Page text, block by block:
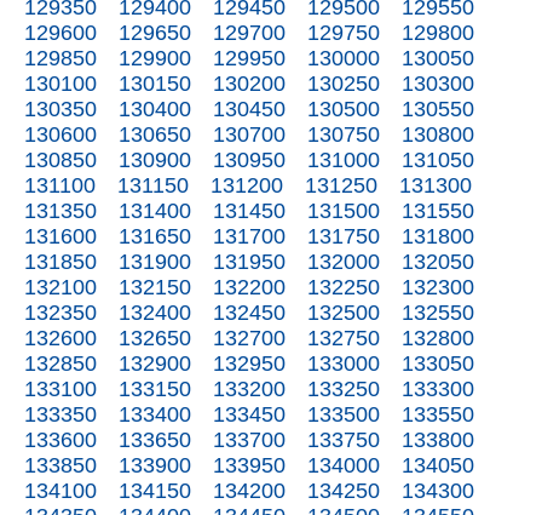
129350
129400 129450 129500
129550
129600
129650 129700 129750
129800
129850
129900 129950 130000
130050
130100
130150 130200 130250
130300
130350
130400 130450 130500
130550
130600
130650 130700 130750
130800
130850
130900 130950 131000
131050
131100
131150 131200 131250
131300
131350
131400 131450 131500
131550
131600
131650 131700 131750
131800
131850
131900 131950 132000
132050
132100
132150 132200 132250
132300
132350
132400 132450 132500
132550
132600
132650 132700 132750
132800
132850
132900 132950 133000
133050
133100
133150 133200 133250
133300
133350
133400 133450 133500
133550
133600
133650 133700 133750
133800
133850
133900 133950 134000
134050
134100
134150 134200 134250
134300